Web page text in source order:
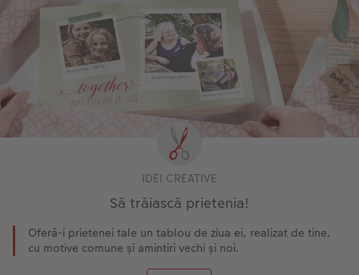
IDEI CREATIVE
Să trăiască prietenia!
Oferă-i prietenei tale un tablou de ziua ei, realizat de tine,
cu motive comune și amintiri vechi și noi.